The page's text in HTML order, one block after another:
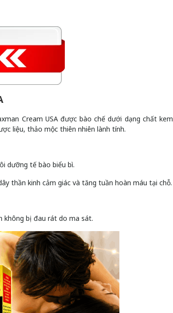
Cream USA được bào chế dưới dạng chất kem
liệu, thảo mộc thiên nhiên lành tính.
dưỡng tế bào biểu bì.
thần kinh cảm giác và tăng tuần hoàn máu tại chỗ.
không bị đau rát do ma sát.